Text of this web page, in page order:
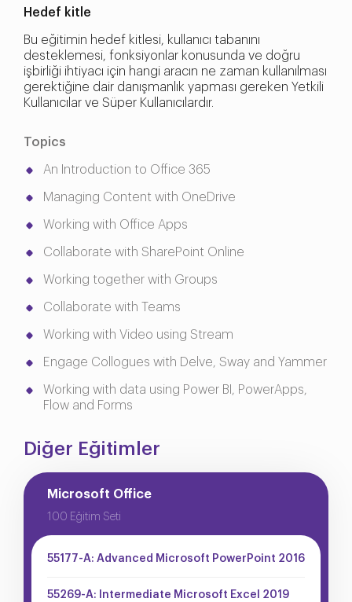
Hedef kitle
Bu eğitimin hedef kitlesi, kullanıcı tabanını
desteklemesi, fonksiyonlar konusunda ve doğru
işbirliği ihtiyacı için hangi aracın ne zaman kullanılması
gerektiğine dair danışmanlık yapması gereken Yetkili
Kullanıcılar ve Süper Kullanıcılardır.
Topics
An Introduction to Office 365
Managing Content with OneDrive
Working with Office Apps
Collaborate with SharePoint Online
Working together with Groups
Collaborate with Teams
Working with Video using Stream
Engage Collogues with Delve, Sway and Yammer
Working with data using Power BI, PowerApps,
Flow and Forms
Diğer Eğitimler
Microsoft Office
100 Eğitim Seti
55177-A: Advanced Microsoft PowerPoint 2016
55269-A: Intermediate Microsoft Excel 2019